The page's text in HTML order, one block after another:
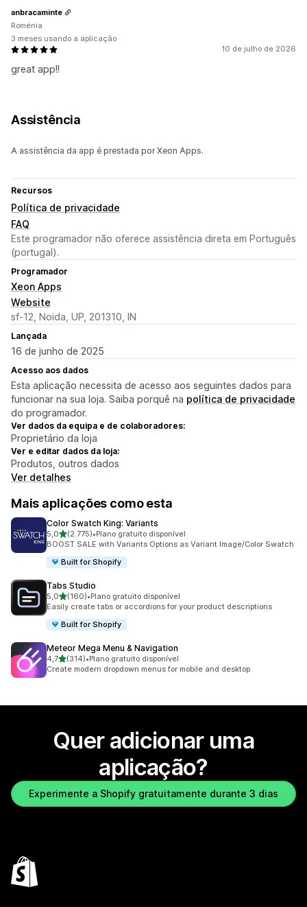
10 de julho de 2026
great app!!
anbracaminte
Roménia
3 meses usando a aplicação
Assistência
A assistência da app é prestada por Xeon Apps.
Recursos
Política de privacidade
FAQ
Este programador não oferece assistência direta em Português
(portugal).
Programador
Xeon Apps
Website
sf-12, Noida, UP, 201310, IN
Lançada
16 de junho de 2025
Acesso aos dados
Esta aplicação necessita de acesso aos seguintes dados para
funcionar na sua loja. Saiba porquê na política de privacidade
do programador.
Ver dados da equipa e de colaboradores:
Proprietário da loja
Ver e editar dados da loja:
Produtos, outros dados
Ver detalhes
Mais aplicações como esta
Color Swatch King: Variants
5,0de 5 estrelas
(2.775)
2775 total de avaliações
•Plano gratuito disponível
BOOST SALE with Variants Options as Variant Image/Color Swatch
Built for Shopify
Tabs Studio
5,0de 5 estrelas
(160)
160 total de avaliações
•Plano gratuito disponível
Easily create tabs or accordions for your product descriptions
Built for Shopify
Meteor Mega Menu & Navigation
4,7de 5 estrelas
(314)
314 total de avaliações
•Plano gratuito disponível
Create modern dropdown menus for mobile and desktop
Quer adicionar uma
aplicação?
Experimente a Shopify gratuitamente durante 3 dias